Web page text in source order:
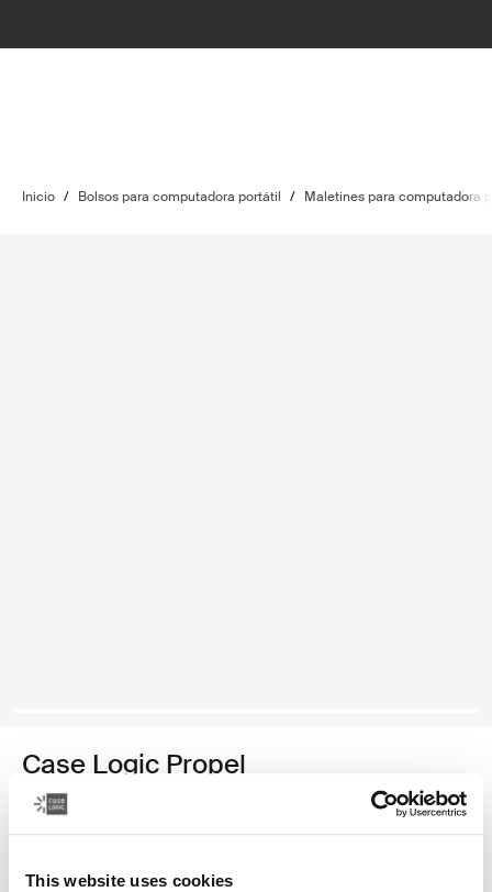
This website uses cookies
Inicio / Bolsos para computadora portátil / Maletines para computadora
Case Logic Propel
estuche para computadora portátil de 16 pulgadas
Color